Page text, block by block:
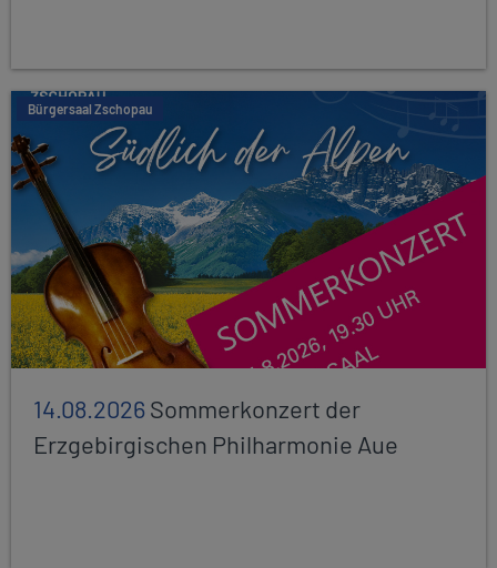
Bürgersaal Zschopau
14.08.2026Sommerkonzert der
Erzgebirgischen Philharmonie Aue